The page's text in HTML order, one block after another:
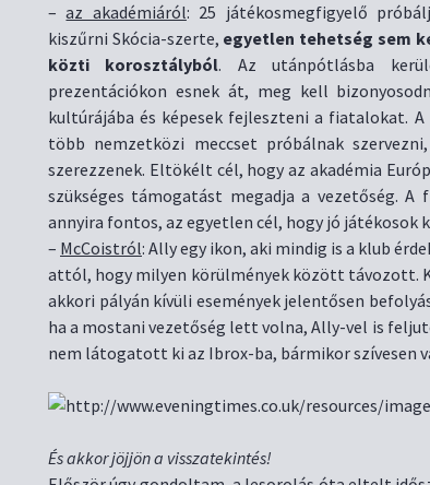
–az akadémiáról: 25 játékosmegfigyelő
kiszűrni Skócia-szerte, egyetlen tehetség sem
közti korosztályból. Az utánpótlásba
prezentációkon esnek át, meg kell
kultúrájába és képesek fejleszteni a fiatalokat.
több nemzetközi meccset próbálnak
szerezzenek. Eltökélt cél, hogy az akadémia
szükséges támogatást megadja a vezetőség. A
annyira fontos, az egyetlen cél, hogy jó játékosok
– McCoistról: Ally egy ikon, aki mindig is a klub
attól, hogy milyen körülmények között távozott.
akkori pályán kívüli események jelentősen
ha a mostani vezetőség lett volna, Ally-vel is
nem látogatott ki az Ibrox-ba, bármikor szívesen
És akkor jöjjön a visszatekintés!